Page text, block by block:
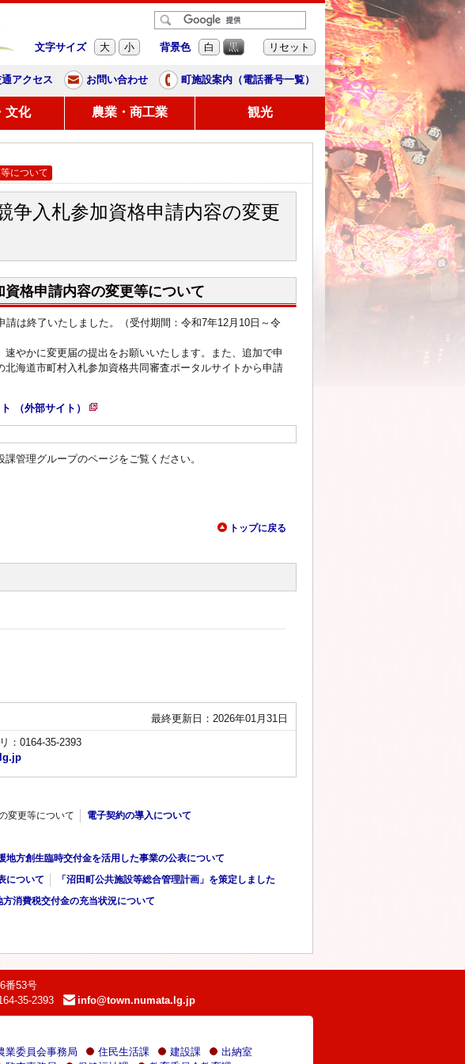
文字サイズ 大 小 背景色 白 黒 リセット
アクセス お問い合わせ 町施設案内（電話番号一覧）
文化 農業・商工業 観光
について
入札参加資格申請内容の変更
格申請内容の変更等について
は終了いたしました。（受付期間：令和7年12月10日～令
やかに変更届の提出をお願いいたします。また、追加で申
海道市町村入札参加資格共同審査ポータルサイトから申請
（外部サイト）
新
規
ペ
管理グループのページをご覧ください。
トップに戻る
最終更新日：2026年01月31日
：0164-35-2393
変更等について 電子契約の導入について
方創生臨時交付金を活用した事業の公表について
について 「沼田町公共施設等総合管理計画」を策定しました
方消費税交付金の充当状況について
番53号
35-2393
e-
mail：
info@town.numata.lg.jp
業委員会事務局 住民生活課 建設課
出納室